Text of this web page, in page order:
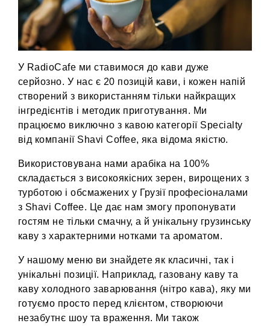
У RadioCafe ми ставимося до кави дуже
серйозно. У нас є 20 позицій кави, і кожен напій
створений з використанням тільки найкращих
інгредієнтів і методик приготування. Ми
працюємо виключно з кавою категорії Specialty
від компанії Shavi Coffee, яка відома якістю.
Використовувана нами арабіка на 100%
складається з високоякісних зерен, вирощених з
турботою і обсмажених у Грузії професіоналами
з Shavi Coffee. Це дає нам змогу пропонувати
гостям не тільки смачну, а й унікальну грузинську
каву з характерними нотками та ароматом.
У нашому меню ви знайдете як класичні, так і
унікальні позиції. Наприклад, газовану каву та
каву холодного заварювання (нітро кава), яку ми
готуємо просто перед клієнтом, створюючи
незабутнє шоу та враження. Ми також